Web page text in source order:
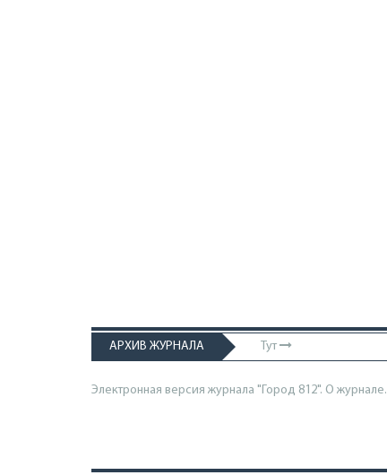
АРХИВ ЖУРНАЛА Тут
Электронная версия журнала "Город 812". О журнале.